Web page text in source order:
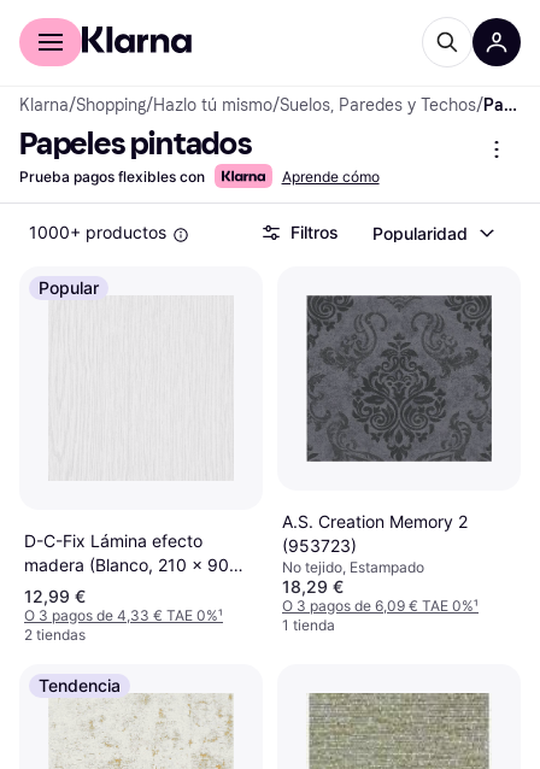
Comprar con Klarna
Klarna/Shopping/Hazlo tú mismo/Suelos, Paredes y Techos/ Papeles pintados
Papeles pintados
Prueba pagos flexibles con Aprende cómo
1000+ productos Filtros Popularidad
Popular
D-C-Fix Lámina efecto
madera (Blanco, 210 x 90
cm, Madera blanca,
Autoadhesivo)
12,99 €
O 3 pagos de 4,33 € TAE 0%¹
2 tiendas
A.S. Creation Memory 2
(953723)
No tejido, Estampado
18,29 €
O 3 pagos de 6,09 € TAE 0%¹
1 tienda
Tendencia